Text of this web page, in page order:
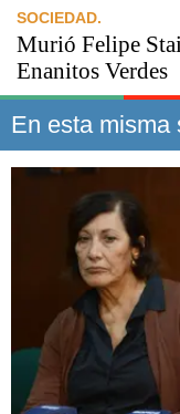
SOCIEDAD.
Murió Felipe
Enanitos Verdes
En esta misma